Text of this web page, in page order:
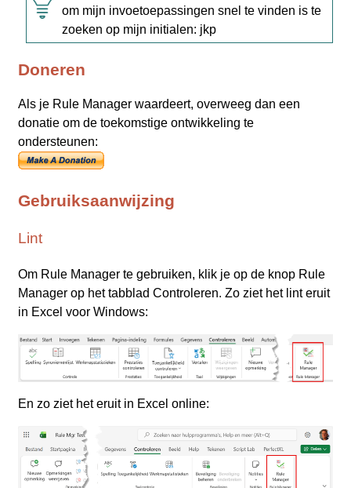
om mijn invoetoepassingen snel te vinden is te
zoeken op mijn initialen: jkp
Doneren
Als je Rule Manager waardeert, overweeg dan een
donatie om de toekomstige ontwikkeling te
ondersteunen:
Gebruiksaanwijzing
Lint
Om Rule Manager te gebruiken, klik je op de knop Rule
Manager op het tabblad Controleren. Zo ziet het lint eruit
in Excel voor Windows:
En zo ziet het eruit in Excel online: